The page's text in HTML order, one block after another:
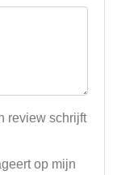
review schrijft
op mijn